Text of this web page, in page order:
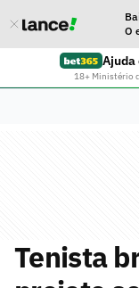
O
Ajuda
18+ Ministério
Tenista